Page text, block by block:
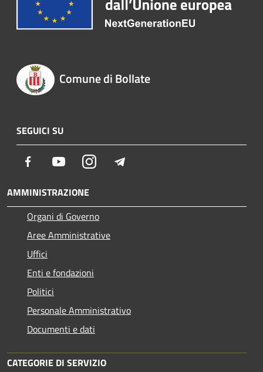
Comune di Bollate
SEGUICI SU
Facebook YoutubeInstagram
AMMINISTRAZIONE
Organi di Governo
Aree Amministrative
Uffici
Enti e fondazioni
Politici
Personale Amministrativo
Documenti e dati
CATEGORIE DI SERVIZIO